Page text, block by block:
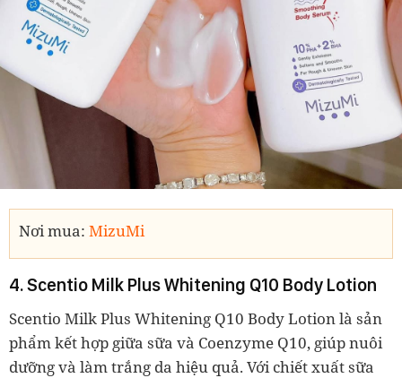
Nơi mua: MizuMi
4. Scentio Milk Plus Whitening Q10 Body Lotion
Scentio Milk Plus Whitening Q10 Body Lotion là sản
phẩm kết hợp giữa sữa và Coenzyme Q10, giúp nuôi
dưỡng và làm trắng da hiệu quả. Với chiết xuất sữa